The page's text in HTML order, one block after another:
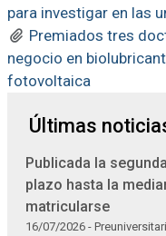
para investigar en las
Premiados tres
negocio en
fotovoltaica
Últimas
Publicada la
plazo hasta la
matricularse
16/07/2026 -